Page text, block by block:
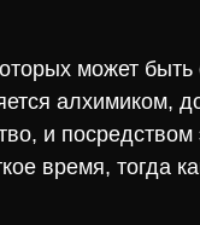
может
алхимиком,
и посредством
время, тогда